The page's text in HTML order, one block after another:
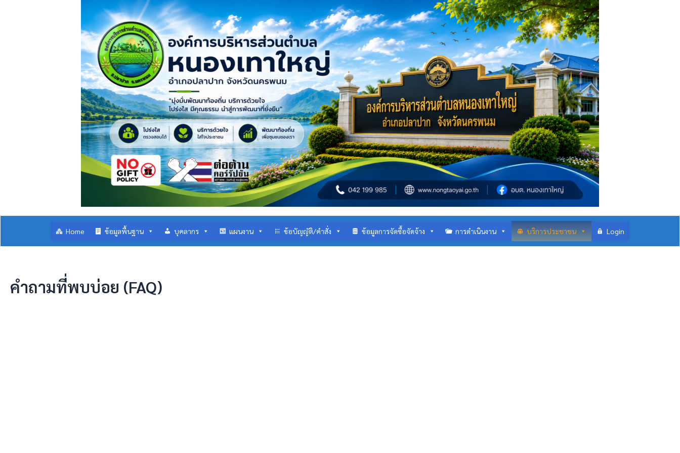
Home ข้อมูลพื้นฐาน บุคลากร แผนงาน ข้อบัญญัติ/คำสั่ง ข้อมูลการจัดซื้อจัดจ้าง การดำเนินงาน บริการประชาชน Login
คำถามที่พบบ่อย (FAQ)